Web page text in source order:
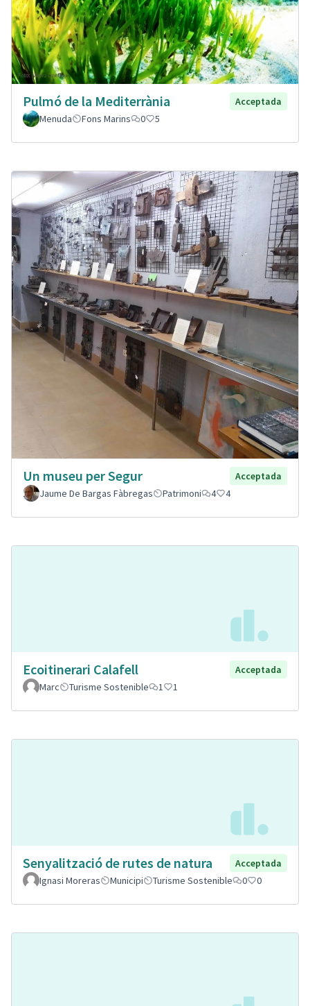
Pulmó de la Mediterrània
Acceptada
Menuda
Fons Marins 0 5
Un museu per Segur
Acceptada
Jaume De Bargas Fàbregas
Patrimoni 4 4
Ecoitinerari Calafell
Acceptada
Marc
Turisme Sostenible 1 1
Senyalització de rutes de natura
Acceptada
Ignasi Moreras
Municipi Turisme Sostenible 0 0